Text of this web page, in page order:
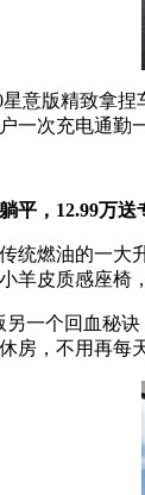
意版精致拿捏
一次充电通勤
平，12.99万送
统燃油的一大
羊皮质感座椅
另一个回血秘
房，不用再每